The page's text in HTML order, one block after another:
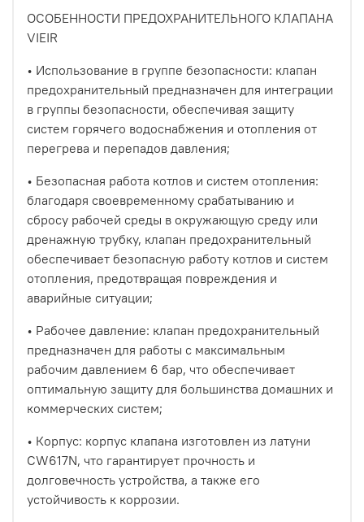
ОСОБЕННОСТИ ПРЕДОХРАНИТЕЛЬНОГО КЛАПАНА
VIEIR
• Использование в группе безопасности: клапан
предохранительный предназначен для интеграции
в группы безопасности, обеспечивая защиту
систем горячего водоснабжения и отопления от
перегрева и перепадов давления;
• Безопасная работа котлов и систем отопления:
благодаря своевременному срабатыванию и
сбросу рабочей среды в окружающую среду или
дренажную трубку, клапан предохранительный
обеспечивает безопасную работу котлов и систем
отопления, предотвращая повреждения и
аварийные ситуации;
• Рабочее давление: клапан предохранительный
предназначен для работы с максимальным
рабочим давлением 6 бар, что обеспечивает
оптимальную защиту для большинства домашних и
коммерческих систем;
• Корпус: корпус клапана изготовлен из латуни
CW617N, что гарантирует прочность и
долговечность устройства, а также его
устойчивость к коррозии.